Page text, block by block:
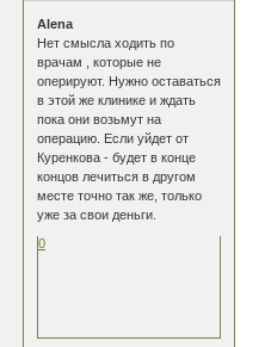
Alena
Нет смысла ходить по
врачам , которые не
оперируют. Нужно оставаться
в этой же клинике и ждать
пока они возьмут на
операцию. Если уйдет от
Куренкова - будет в конце
концов лечиться в другом
месте точно так же, только
уже за свои деньги.
0